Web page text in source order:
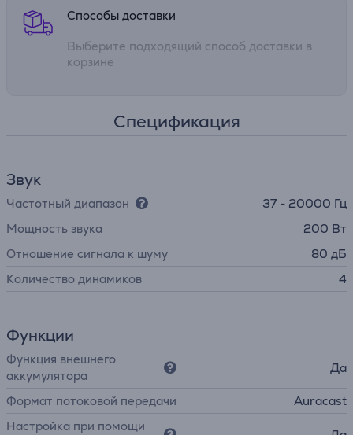
Способы доставки
Выберите подходящий способ доставки в
корзине
Спецификация
Звук
Частотный диапазон
37 - 20000 Гц
Мощность звука
200 Вт
Отношение сигнала к шуму
80 дБ
Количество динамиков
4
Функции
Функция внешнего
аккумулятора
Да
Формат потоковой передачи
Auracast
Настройка при помощи